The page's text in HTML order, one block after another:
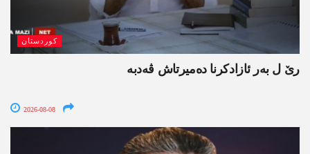
کوردستان
رێ ل بەر ئازادکرنا دەمیرتاش ڤەدبە
2026-08-08